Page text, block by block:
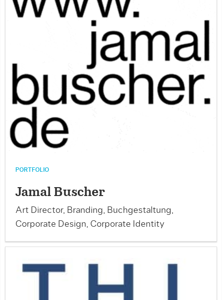
PORTFOLIO
Jamal Buscher
Art Director, Branding, Buchgestaltung,
Corporate Design, Corporate Identity